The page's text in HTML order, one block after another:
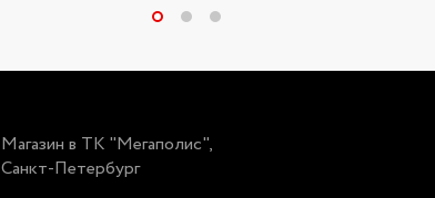
Магазин в ТК "Мегаполис",
Санкт-Петербург